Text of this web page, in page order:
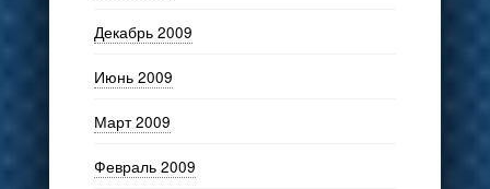
Декабрь 2009
Июнь 2009
Март 2009
Февраль 2009